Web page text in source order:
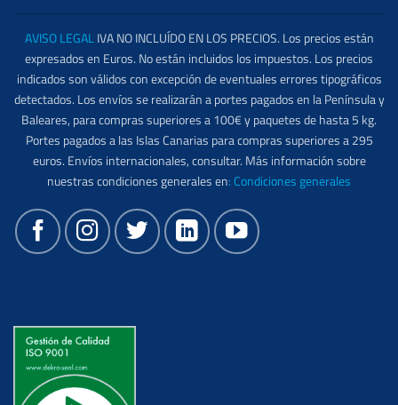
AVISO LEGALIVA NO INCLUÍDO EN LOS PRECIOS. Los precios están
expresados en Euros. No están incluidos los impuestos. Los precios
indicados son válidos con excepción de eventuales errores tipográficos
detectados. Los envíos se realizarán a portes pagados en la Península y
Baleares, para compras superiores a 100€ y paquetes de hasta 5 kg.
Portes pagados a las Islas Canarias para compras superiores a 295
euros. Envíos internacionales, consultar. Más información sobre
nuestras condiciones generales en: Condiciones generales